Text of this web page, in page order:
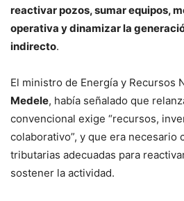
reactivar pozos, sumar equipos,
operativa y dinamizar la
indirecto.
El ministro de Energía y Recursos
Medele, había señalado que
convencional exige “recursos,
colaborativo”, y que era necesario
tributarias adecuadas para
sostener la actividad.